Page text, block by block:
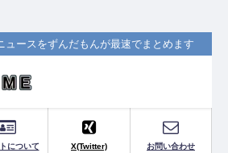
ュースをずんだもんが最速でまとめます
について X(Twitter) お問い合わせ